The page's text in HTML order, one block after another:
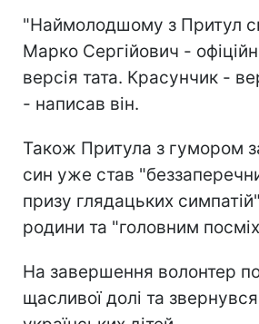
"Наймолодшому з Притул
Марко Сергійович -
версія тата. Красунчик -
- написав він.
Також Притула з гумором
син уже став
призу глядацьких
родини та "головним
На завершення волонтер
щасливої долі та